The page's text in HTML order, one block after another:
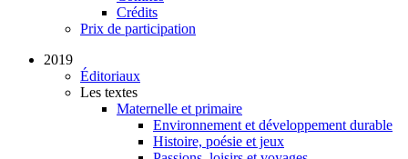
Crédits
Prix de participation
2019
Éditoriaux
Les textes
Maternelle et primaire
Environnement et développement durable
Histoire, poésie et jeux